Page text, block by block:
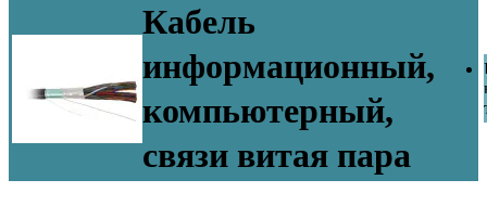
Кабель
информационный,
компьютерный,
связи витая пара